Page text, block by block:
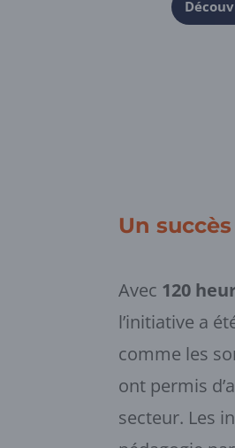
Un
Avec 120
l’initiative a
comme les
ont permis
secteur. Les